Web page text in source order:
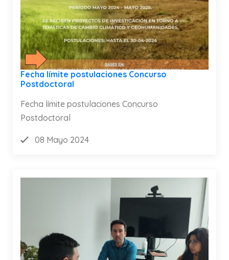
Fecha límite postulaciones Concurso
Postdoctoral
Fecha límite postulaciones Concurso
Postdoctoral
08 Mayo 2024